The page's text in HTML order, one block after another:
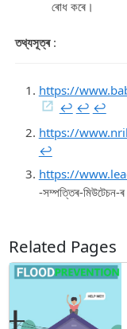
ৰোধ কৰে।
তথ্যসূত্ৰ:
https://
↩︎ ↩︎ ↩︎
https://
↩︎
https://
-সম্পত্তিৰ-মিউটেচন-ৰ
Related Pages